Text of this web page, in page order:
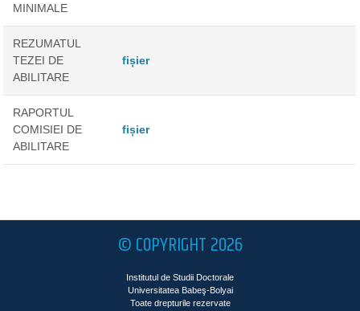
MINIMALE
REZUMATUL
TEZEI DE
ABILITARE
fișier
RAPORTUL
COMISIEI DE
ABILITARE
fișier
© COPYRIGHT 2026
Institutul de Studii Doctorale
Universitatea Babeş-Bolyai
Toate drepturile rezervate